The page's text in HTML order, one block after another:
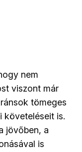
nem
viszont már
tömeges
követeléseit is.
jövőben, a
is